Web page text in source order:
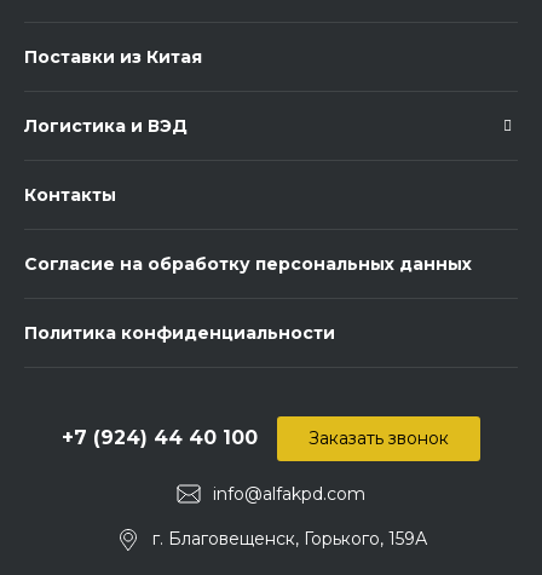
Поставки из Китая
Логистика и ВЭД
Контакты
Согласие на обработку персональных данных
Политика конфиденциальности
info@alfakpd.com
+7 (924) 44 40 100
г. Благовещенск, Горького, 159А
Заказать звонок